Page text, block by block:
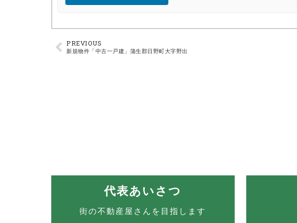
PREVIOUS
新規物件「中古一戸建」蒲生郡日野町大字野出
代表あいさつ
街の不動産屋さんを目指します